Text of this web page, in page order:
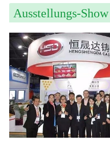
Ausstellungs-Show